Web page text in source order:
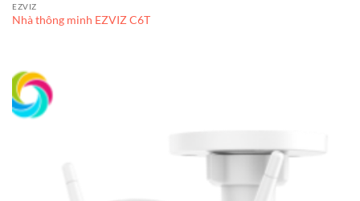
EZVIZ
Nhà thông minh EZVIZ C6T